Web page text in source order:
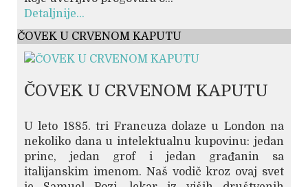
Detaljnije...
ČOVEK U CRVENOM KAPUTU
ČOVEK U CRVENOM KAPUTU
U leto 1885. tri Francuza dolaze u London na
nekoliko dana u intelektualnu kupovinu: jedan
princ, jedan grof i jedan građanin sa
italijanskim imenom. Naš vodič kroz ovaj svet